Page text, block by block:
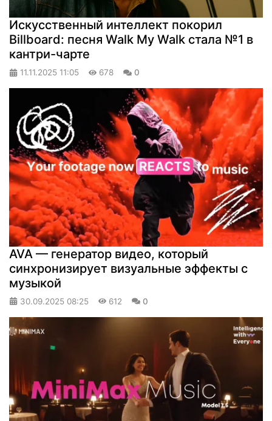
Искусственный интеллект покорил
Billboard: песня Walk My Walk стала №1 в
кантри-чарте
11.11.2025 11:05 678 0
AVA — генератор видео, который
синхронизирует визуальные эффекты с
музыкой
30.09.2025 08:25 612 0